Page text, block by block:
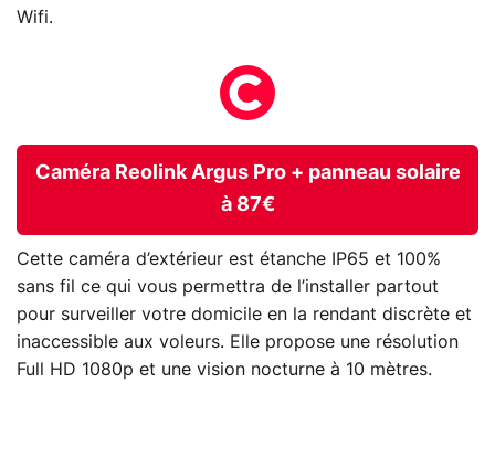
Wifi.
Caméra Reolink Argus Pro + panneau solaire
à 87€
Cette caméra d’extérieur est étanche IP65 et 100%
sans fil ce qui vous permettra de l’installer partout
pour surveiller votre domicile en la rendant discrète et
inaccessible aux voleurs. Elle propose une résolution
Full HD 1080p et une vision nocturne à 10 mètres.